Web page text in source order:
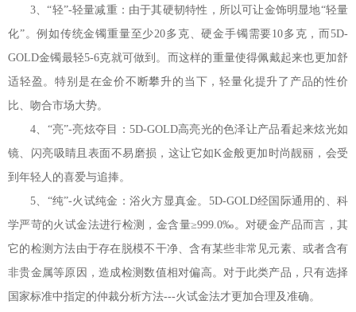
3、“轻”-轻量减重：由于其硬韧特性，所以可让金饰明显地“轻量
化”。例如传统金镯重量至少20多克、硬金手镯需要10多克，而5D-
GOLD金镯最轻5-6克就可做到。而这样的重量使得佩戴起来也更加舒
适轻盈。特别是在金价不断攀升的当下，轻量化提升了产品的性价
比、吻合市场大势。
4、“亮”-亮炫夺目：5D-GOLD高亮光的色泽让产品看起来炫光如
镜、闪亮吸睛且表面不易磨损，这让它如K金般更加时尚靓丽，会受
到年轻人的喜爱与追捧。
5、“纯”-火试纯金：浴火方显真金。5D-GOLD经国际通用的、科
学严苛的火试金法进行检测，金含量≥999.0‰。对硬金产品而言，其
它的检测方法由于存在脱模不干净、含有某些非常见元素、或者含有
非贵金属等原因，造成检测数值相对偏高。对于此类产品，只有选择
国家标准中指定的仲裁分析方法---火试金法才更加合理及准确。